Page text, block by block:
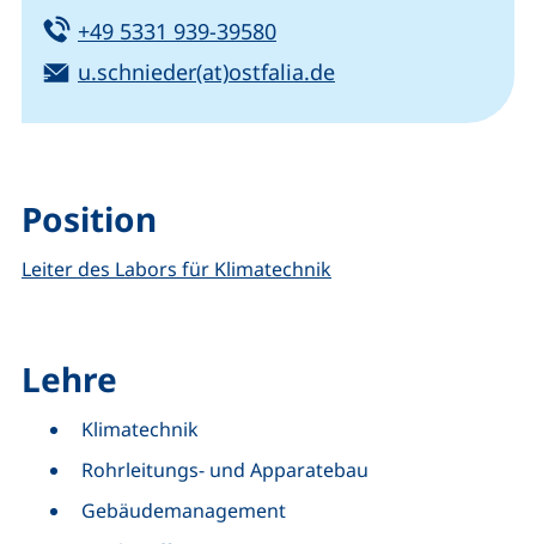
Tel:
+49 5331 939-39580(startet einen
E-Mail:
u.schnieder(at)ostfalia.de(öffnet Ihr E-Mail-
Position
Leiter des Labors für Klimatechnik
Lehre
Klimatechnik
Rohrleitungs- und Apparatebau
Gebäudemanagement